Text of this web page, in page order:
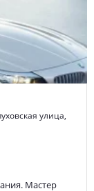
улица,
Мастер